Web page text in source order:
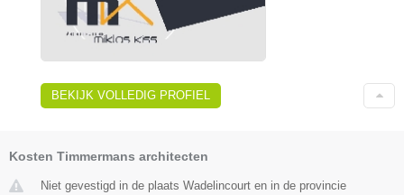
BEKIJK VOLLEDIG PROFIEL
Kosten Timmermans architecten
Niet gevestigd in de plaats Wadelincourt en in de provincie